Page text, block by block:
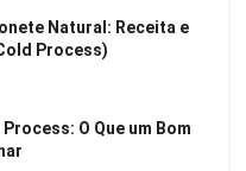
Natural: Receita e
Process)
O Que um Bom